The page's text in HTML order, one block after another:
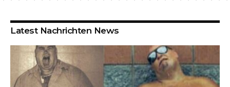
Latest Nachrichten News